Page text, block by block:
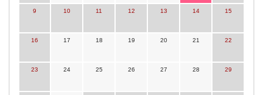
9 10 11 12 13 14 15
16 17 18 19 20 21 22
23 24 25 26 27 28 29